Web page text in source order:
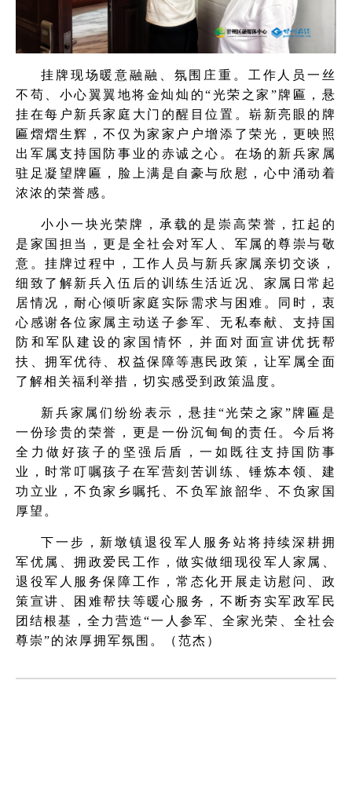
挂牌现场暖意融融、氛围庄重。工作人员一丝
不苟、小心翼翼地将金灿灿的“光荣之家”牌匾，悬
挂在每户新兵家庭大门的醒目位置。崭新亮眼的牌
匾熠熠生辉，不仅为家家户户增添了荣光，更映照
出军属支持国防事业的赤诚之心。在场的新兵家属
驻足凝望牌匾，脸上满是自豪与欣慰，心中涌动着
浓浓的荣誉感。
小小一块光荣牌，承载的是崇高荣誉，扛起的
是家国担当，更是全社会对军人、军属的尊崇与敬
意。挂牌过程中，工作人员与新兵家属亲切交谈，
细致了解新兵入伍后的训练生活近况、家属日常起
居情况，耐心倾听家庭实际需求与困难。同时，衷
心感谢各位家属主动送子参军、无私奉献、支持国
防和军队建设的家国情怀，并面对面宣讲优抚帮
扶、拥军优待、权益保障等惠民政策，让军属全面
了解相关福利举措，切实感受到政策温度。
新兵家属们纷纷表示，悬挂“光荣之家”牌匾是
一份珍贵的荣誉，更是一份沉甸甸的责任。今后将
全力做好孩子的坚强后盾，一如既往支持国防事
业，时常叮嘱孩子在军营刻苦训练、锤炼本领、建
功立业，不负家乡嘱托、不负军旅韶华、不负家国
厚望。
下一步，新墩镇退役军人服务站将持续深耕拥
军优属、拥政爱民工作，做实做细现役军人家属、
退役军人服务保障工作，常态化开展走访慰问、政
策宣讲、困难帮扶等暖心服务，不断夯实军政军民
团结根基，全力营造“一人参军、全家光荣、全社会
尊崇”的浓厚拥军氛围。（范杰）